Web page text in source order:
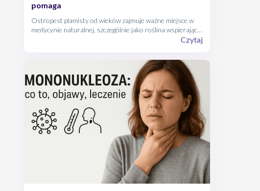
pomaga
Ostropest plamisty od wieków zajmuje ważne miejsce w
medycynie naturalnej, szczególnie jako roślina wspierająca
pracę wątroby. Współczesna nauka coraz dokładniejCzytaj